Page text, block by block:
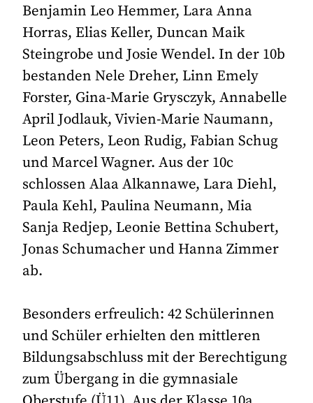
Benjamin Leo Hemmer, Lara Anna
Horras, Elias Keller, Duncan Maik
Steingrobe und Josie Wendel. In der 10b
bestanden Nele Dreher, Linn Emely
Forster, Gina-Marie Grysczyk, Annabelle
April Jodlauk, Vivien-Marie Naumann,
Leon Peters, Leon Rudig, Fabian Schug
und Marcel Wagner. Aus der 10c
schlossen Alaa Alkannawe, Lara Diehl,
Paula Kehl, Paulina Neumann, Mia
Sanja Redjep, Leonie Bettina Schubert,
Jonas Schumacher und Hanna Zimmer
ab.
Besonders erfreulich: 42 Schülerinnen
und Schüler erhielten den mittleren
Bildungsabschluss mit der Berechtigung
zum Übergang in die gymnasiale